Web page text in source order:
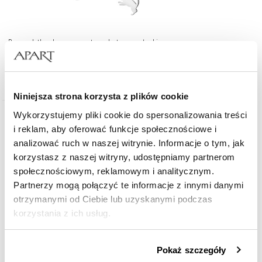
Niniejsza strona korzysta z plików cookie
Wykorzystujemy pliki cookie do spersonalizowania treści
i reklam, aby oferować funkcje społecznościowe i
analizować ruch w naszej witrynie. Informacje o tym, jak
korzystasz z naszej witryny, udostępniamy partnerom
społecznościowym, reklamowym i analitycznym.
Partnerzy mogą połączyć te informacje z innymi danymi
otrzymanymi od Ciebie lub uzyskanymi podczas
korzystania z ich usług.
przez nas plików cookie znajdziesz wPolityce
Pokaż szczegóły
Bransoletka charms - zestaw - kot, serce, łapki